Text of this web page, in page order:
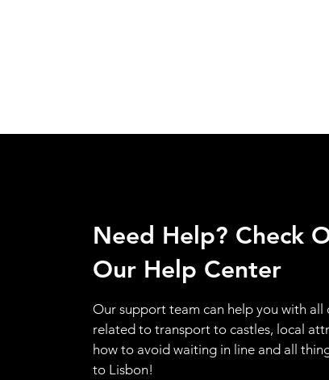
Need Help? Check
Our Help Center
Our support team can help you with all
related to transport to castles, local
how to avoid waiting in line and all
to Lisbon!